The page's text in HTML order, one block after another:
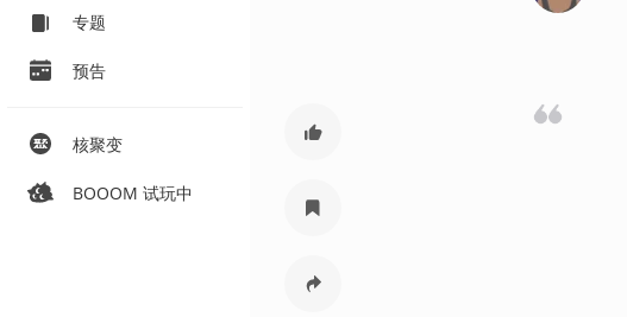
专题
预告
核聚变
BOOOM 试玩中